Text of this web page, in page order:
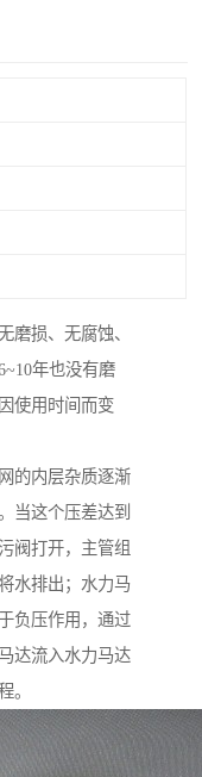
磨损、无腐蚀、
年也没有磨
使用时间而变
的内层杂质逐渐
当这个压差达到
阀打开，主管组
水排出；水力马
负压作用，通过
达流入水力马达
。